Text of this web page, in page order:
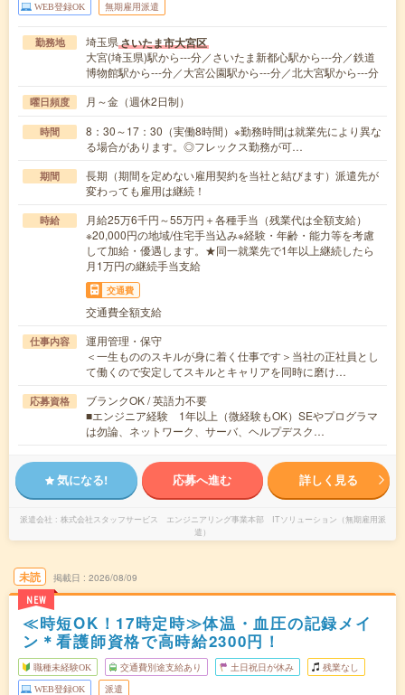
WEB登録OK 無期雇用派遣
勤務地 埼玉県さいたま市大宮区
大宮(埼玉県)駅から---分／さいたま新都心駅から---分／鉄道
博物館駅から---分／大宮公園駅から---分／北大宮駅から---分
曜日頻度 月～金（週休2日制）
時間
8：30～17：30（実働8時間）※勤務時間は就業先により異な
る場合があります。◎フレックス勤務が可…
期間
長期（期間を定めない雇用契約を当社と結びます）派遣先が
変わっても雇用は継続！
時給
月給25万6千円～55万円＋各種手当（残業代は全額支給）
※20,000円の地域/住宅手当込み※経験・年齢・能力等を考慮
して加給・優遇します。★同一就業先で1年以上継続したら
月1万円の継続手当支給
交通費
交通費全額支給
仕事内容
運用管理・保守
＜一生もののスキルが身に着く仕事です＞当社の正社員とし
て働くので安定してスキルとキャリアを同時に磨け…
応募資格
ブランクOK / 英語力不要
■エンジニア経験 1年以上（微経験もOK）SEやプログラマ
は勿論、ネットワーク、サーバ、ヘルプデスク…
気になる! 応募へ進む 詳しく見る
派遣会社
株式会社スタッフサービス エンジニアリング事業本部 ITソリューション（無期雇用派
遣）
未読
NEW
掲載日 2026/08/09
≪時短OK！17時定時≫体温・血圧の記録メイ
ン＊看護師資格で高時給2300円！
職種未経験OK 交通費別途支給あり 土日祝日が休み 残業なし
WEB登録OK 派遣